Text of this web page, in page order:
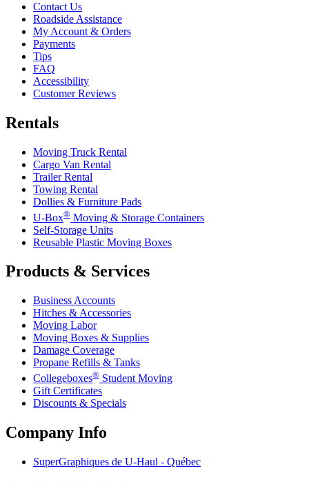
Contact Us
Roadside Assistance
My Account & Orders
Payments
Tips
FAQ
Accessibility
Customer Reviews
Rentals
Moving Truck Rental
Cargo Van Rental
Trailer Rental
Towing Rental
Dollies & Furniture Pads
U-Box® Moving & Storage Containers
Self-Storage Units
Reusable Plastic Moving Boxes
Products & Services
Business Accounts
Hitches & Accessories
Moving Labor
Moving Boxes & Supplies
Damage Coverage
Propane Refills & Tanks
Collegeboxes® Student Moving
Gift Certificates
Discounts & Specials
Company Info
SuperGraphiques de U-Haul - Québec